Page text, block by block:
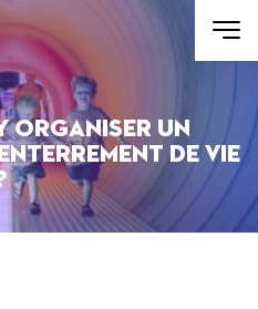
organiser un
de vie